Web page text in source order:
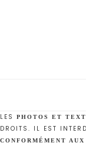
LES PHOTOS ET
DROITS. IL EST
CONFORMÉMENT